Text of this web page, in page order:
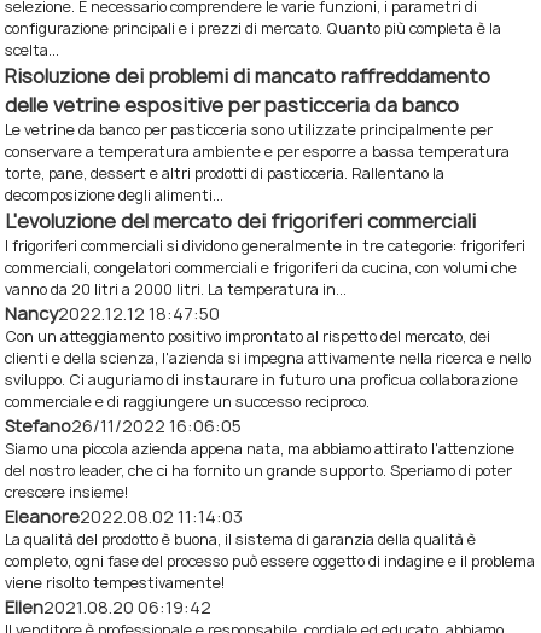
selezione. È necessario comprendere le varie funzioni, i parametri di
configurazione principali e i prezzi di mercato. Quanto più completa è la
scelta...
Risoluzione dei problemi di mancato raffreddamento
delle vetrine espositive per pasticceria da banco
Le vetrine da banco per pasticceria sono utilizzate principalmente per
conservare a temperatura ambiente e per esporre a bassa temperatura
torte, pane, dessert e altri prodotti di pasticceria. Rallentano la
decomposizione degli alimenti...
L'evoluzione del mercato dei frigoriferi commerciali
I frigoriferi commerciali si dividono generalmente in tre categorie: frigoriferi
commerciali, congelatori commerciali e frigoriferi da cucina, con volumi che
vanno da 20 litri a 2000 litri. La temperatura in...
Nancy2022.12.12 18:47:50
Con un atteggiamento positivo improntato al rispetto del mercato, dei
clienti e della scienza, l'azienda si impegna attivamente nella ricerca e nello
sviluppo. Ci auguriamo di instaurare in futuro una proficua collaborazione
commerciale e di raggiungere un successo reciproco.
Stefano26/11/2022 16:06:05
Siamo una piccola azienda appena nata, ma abbiamo attirato l'attenzione
del nostro leader, che ci ha fornito un grande supporto. Speriamo di poter
crescere insieme!
Eleanore2022.08.02 11:14:03
La qualità del prodotto è buona, il sistema di garanzia della qualità è
completo, ogni fase del processo può essere oggetto di indagine e il problema
viene risolto tempestivamente!
Ellen2021.08.20 06:19:42